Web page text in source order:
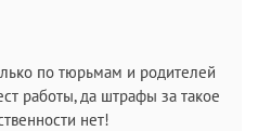
по тюрьмам и родителей
работы, да штрафы за такое
нет!